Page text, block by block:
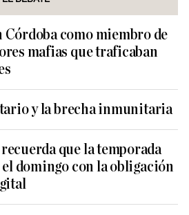
Córdoba como miembro de
mafias que traficaban
y la brecha inmunitaria
que la temporada
el domingo con la obligación